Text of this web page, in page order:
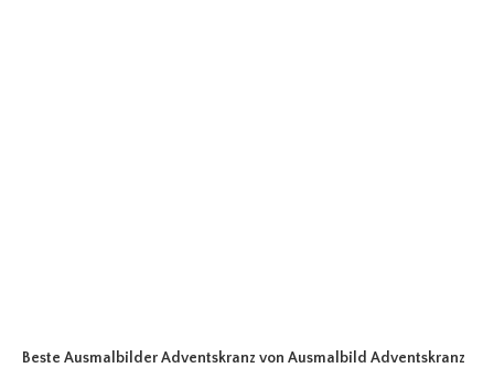
Beste Ausmalbilder Adventskranz von Ausmalbild Adventskranz